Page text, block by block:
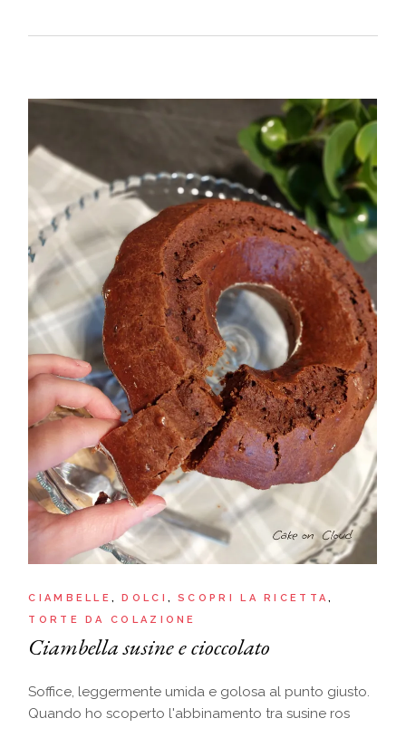
CIAMBELLE DOLCI
SCOPRI LA RICETTA
TORTE DA COLAZIONE
Ciambella susine e cioccolato
Soffice, leggermente umida e golosa al punto giusto.
Quando ho scoperto l'abbinamento tra susine ros